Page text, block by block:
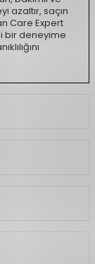
azaltır, saçın
Care Expert
bir deneyime